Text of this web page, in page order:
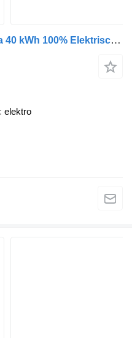
Nissan e-NV200 L2H2 Optima 40 kWh 100% Elektrisch Snellader WLTP 200km
elektro